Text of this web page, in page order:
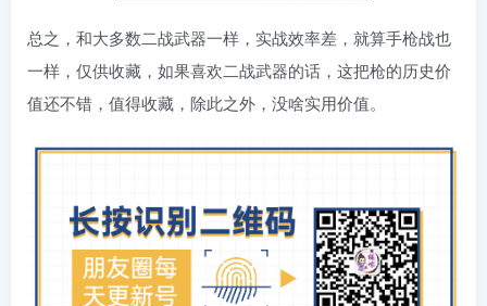
总之，和大多数二战武器一样，实战效率差，就算手枪战也
一样，仅供收藏，如果喜欢二战武器的话，这把枪的历史价
值还不错，值得收藏，除此之外，没啥实用价值。